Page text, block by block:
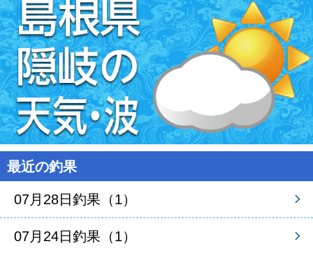
最近の釣果
07月28日釣果（1）
07月24日釣果（1）